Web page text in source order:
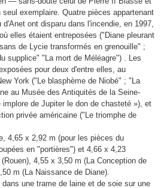
exemplaire. Quatre pièces appartenant
ont disparu dans l'incendie, en 1997,
elles étaient entreposées ("Diane pleurant
de Lycie transformés en grenouille" ;
supplice" "La mort de Méléagre") . Les
pour deux d'entre elles, au
York ("Le blasphème de Niobé" ; "La
au Musée des Antiquités de la Seine-
implore de Jupiter le don de chasteté »), et
privée américaine ("Le triomphe de
4,65 x 2,92 m (pour les pièces du
en "portières") et 4,66 x 4,23
4,55 x 3,50 m (La Conception de
m (La Naissance de Diane).
une trame de laine et de soie sur une